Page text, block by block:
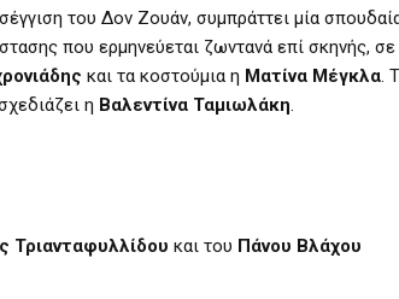
του Δον Ζουάν, συμπράττει μία
που ερμηνεύεται ζωντανά επί σκηνής, σε
και τα κοστούμια η Ματίνα Μέγκλα.
η Βαλεντίνα Ταμιωλάκη.
Τριανταφυλλίδου και του Πάνου Βλάχου